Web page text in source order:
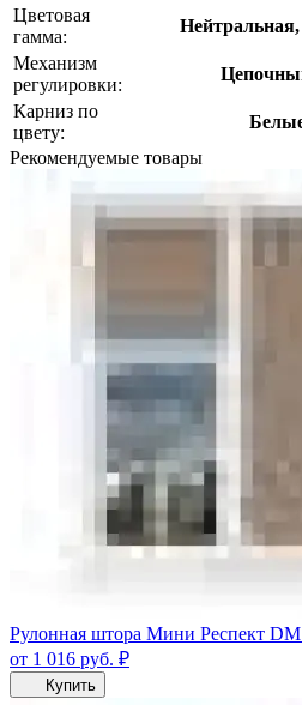
Цветовая
гамма:
Механизм
регулировки:
Карниз по
цвету:
Рекомендуемые товары
Рулонная штора Мини Респект
от 1 016 руб. ₽
Купить